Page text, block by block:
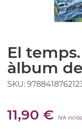
El
àlbum
SKU:
11,90 € IVA inclòs